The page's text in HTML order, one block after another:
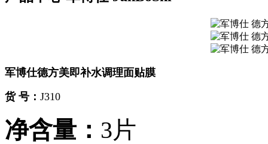
军博仕德方美即补水调理面贴膜
货 号： J310
净含量： 3片